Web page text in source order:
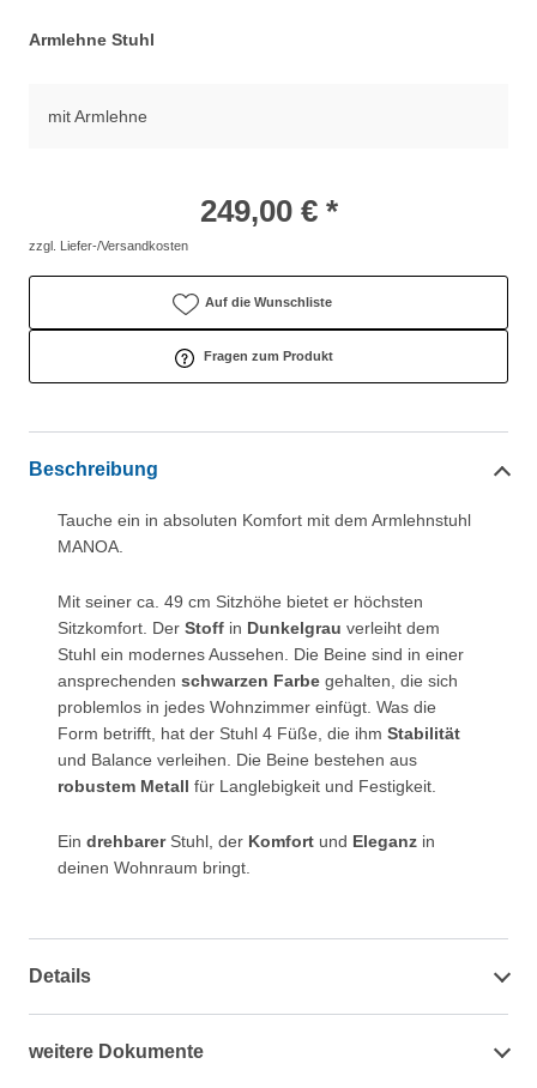
Armlehne Stuhl
mit Armlehne
249,00 € *
zzgl. Liefer-/Versandkosten
Auf die Wunschliste
Fragen zum Produkt
Beschreibung
Tauche ein in absoluten Komfort mit dem Armlehnstuhl
MANOA.
Mit seiner ca. 49 cm Sitzhöhe bietet er höchsten
Sitzkomfort. Der Stoff in Dunkelgrau verleiht dem
Stuhl ein modernes Aussehen. Die Beine sind in einer
ansprechenden schwarzen Farbe gehalten, die sich
problemlos in jedes Wohnzimmer einfügt. Was die
Form betrifft, hat der Stuhl 4 Füße, die ihm Stabilität
und Balance verleihen. Die Beine bestehen aus
robustem Metall für Langlebigkeit und Festigkeit.
Ein drehbarer Stuhl, der Komfort und Eleganz in
deinen Wohnraum bringt.
Details
weitere Dokumente